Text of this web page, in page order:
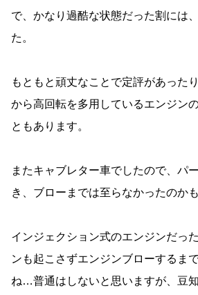
で、かなり過酷な状態だった割には
た。
もともと頑丈なことで定評があった
から高回転を多用しているエンジン
ともあります。
またキャブレター車でしたので、パ
き、ブローまでは至らなかったのか
インジェクション式のエンジンだっ
ンも起こさずエンジンブローするま
ね…普通はしないと思いますが、豆